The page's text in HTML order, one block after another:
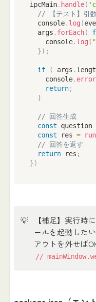
ipcMain. handle(
// 【テスト】引
console. log (
  args
. forEach(
console. log (
}) ;
if ( args .
console. error
return;
}
// 回答生成
const question
const res =
// 回答を返す
return res ;
})
💡
【補足】実行時
ールを起動した
アウトを外せば
//